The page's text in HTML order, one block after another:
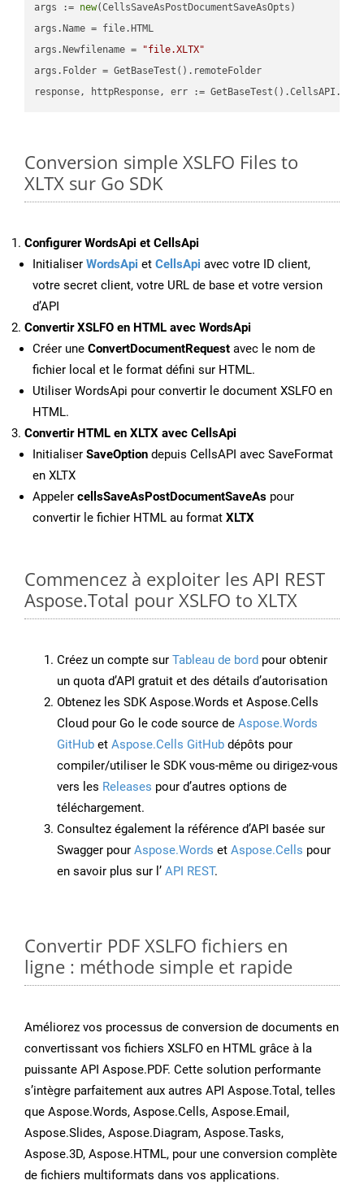
args := new(CellsSaveAsPostDocumentSaveAsOpts)
args.Name = file.HTML
args.Newfilename =
"file.XLTX"
args.Folder = GetBaseTest().remoteFolder
Conversion simple XSLFO Files to
XLTX sur Go SDK
Configurer WordsApi et CellsApi
Initialiser WordsApi et CellsApi avec votre ID client,
votre secret client, votre URL de base et votre version
d’API
Convertir XSLFO en HTML avec WordsApi
Créer une ConvertDocumentRequest avec le nom de
fichier local et le format défini sur HTML.
Utiliser WordsApi pour convertir le document XSLFO en
HTML.
Convertir HTML en XLTX avec CellsApi
Initialiser SaveOption depuis CellsAPI avec SaveFormat
en XLTX
Appeler cellsSaveAsPostDocumentSaveAs pour
convertir le fichier HTML au format XLTX
Commencez à exploiter les API REST
Aspose.Total pour XSLFO to XLTX
Créez un compte sur Tableau de bord pour obtenir
un quota d’API gratuit et des détails d’autorisation
Obtenez les SDK Aspose.Words et Aspose.Cells
Cloud pour Go le code source de Aspose.Words
GitHub et Aspose.Cells GitHub dépôts pour
compiler/utiliser le SDK vous-même ou dirigez-vous
vers les Releases pour d’autres options de
téléchargement.
Consultez également la référence d’API basée sur
Swagger pour Aspose.Words et Aspose.Cells pour
en savoir plus sur l’ API REST.
Convertir PDF XSLFO fichiers en
ligne : méthode simple et rapide
Améliorez vos processus de conversion de documents en
convertissant vos fichiers XSLFO en HTML grâce à la
puissante API Aspose.PDF. Cette solution performante
s’intègre parfaitement aux autres API Aspose.Total, telles
que Aspose.Words, Aspose.Cells, Aspose.Email,
Aspose.Slides, Aspose.Diagram, Aspose.Tasks,
Aspose.3D, Aspose.HTML, pour une conversion complète
de fichiers multiformats dans vos applications.